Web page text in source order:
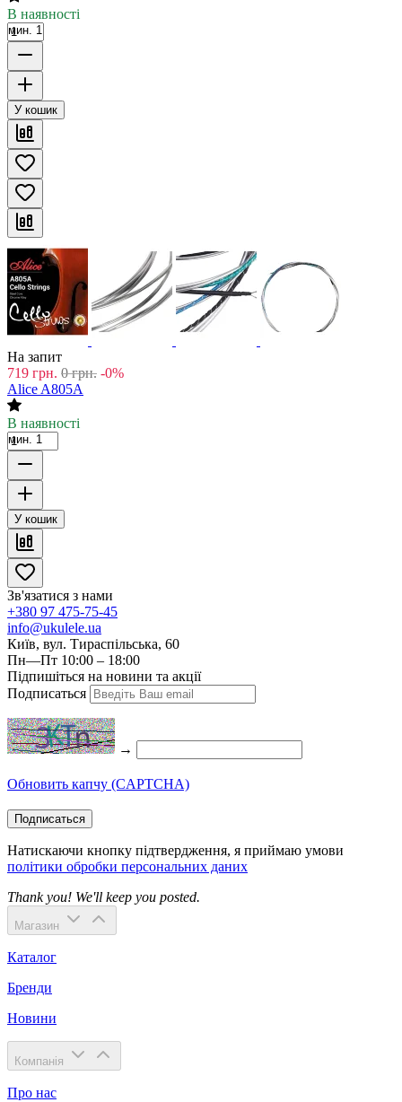
В наявності
мин. 1
У кошик
На запит
719 грн. 0 грн. -0%
Alice A805A
В наявності
мин. 1
У кошик
Зв'язатися з нами
+380 97 475-75-45
info@ukulele.ua
Київ, вул. Тираспільська, 60
Пн—Пт 10:00 – 18:00
Підпишіться на новини та акції
Подписаться
→
Обновить капчу (CAPTCHA)
Подписаться
Натискаючи кнопку підтвердження, я приймаю умови
політики обробки персональних даних
Thank you! We'll keep you posted.
Магазин
Каталог
Бренди
Новини
Компанія
Про нас